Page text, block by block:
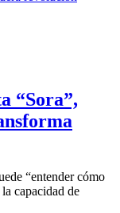
“Sora”,
“entender cómo
capacidad de